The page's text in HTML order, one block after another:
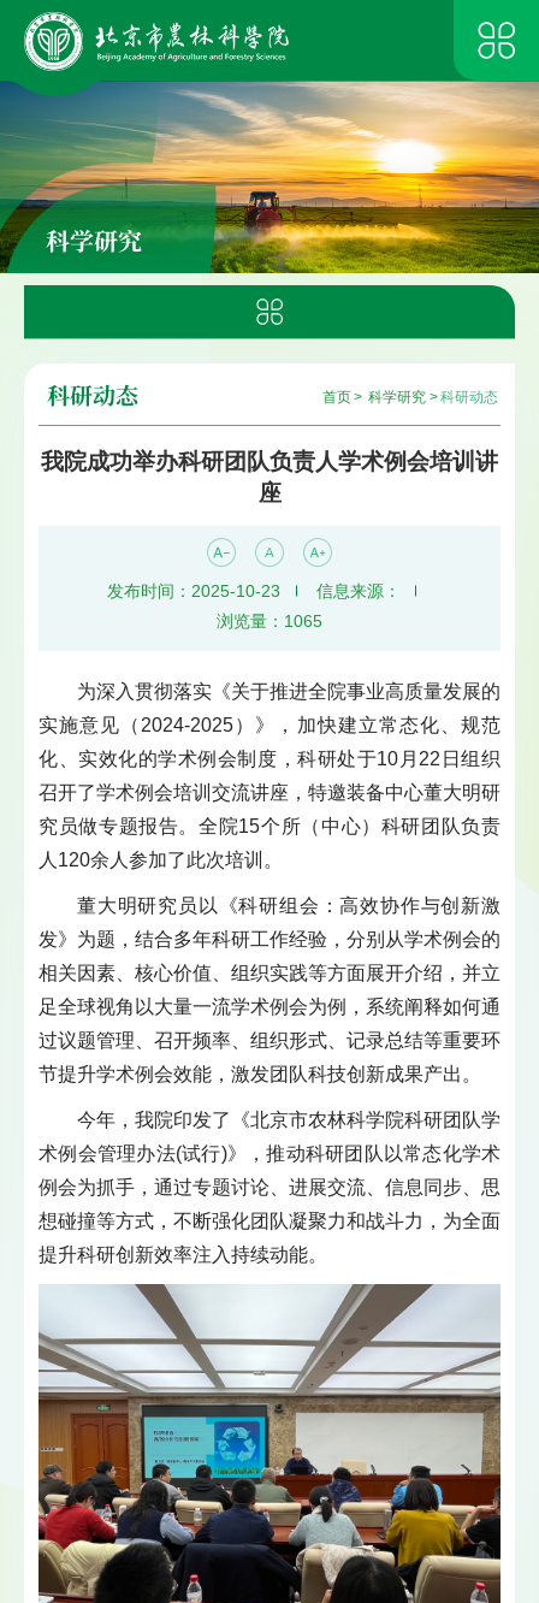
科学研究
首页> 科学研究 >科研动态
科研动态
我院成功举办科研团队负责人学术例会培训讲
座
发布时间：2025-10-23
信息来源：
浏览量： 1065
为深入贯彻落实《关于推进全院事业高质量发展的
实施意见（2024-2025）》，加快建立常态化、规范
化、实效化的学术例会制度，科研处于10月22日组织
召开了学术例会培训交流讲座，特邀装备中心董大明研
究员做专题报告。全院15个所（中心）科研团队负责
人120余人参加了此次培训。
董大明研究员以《科研组会：高效协作与创新激
发》为题，结合多年科研工作经验，分别从学术例会的
相关因素、核心价值、组织实践等方面展开介绍，并立
足全球视角以大量一流学术例会为例，系统阐释如何通
过议题管理、召开频率、组织形式、记录总结等重要环
节提升学术例会效能，激发团队科技创新成果产出。
今年，我院印发了《北京市农林科学院科研团队学
术例会管理办法(试行)》，推动科研团队以常态化学术
例会为抓手，通过专题讨论、进展交流、信息同步、思
想碰撞等方式，不断强化团队凝聚力和战斗力，为全面
提升科研创新效率注入持续动能。